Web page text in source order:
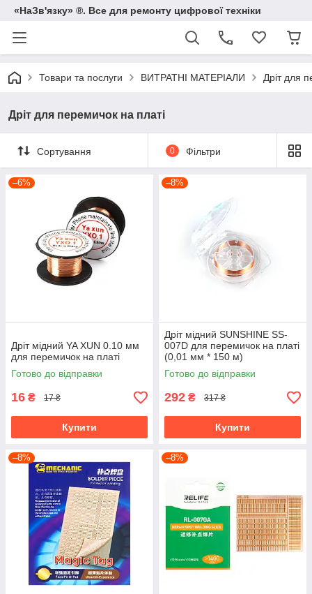
«НаЗв'язку» ®. Все для ремонту цифрової техніки
Товари та послуги ВИТРАТНІ МАТЕРІАЛИ Дріт для
Дріт для перемичок на платі
Сортування 0 Фільтри
–6%
Дріт мідний YA XUN 0.10 мм
для перемичок на платі
Готово до відправки
16 ₴ 17 ₴
Купити
–8%
Дріт мідний SUNSHINE SS-
007D для перемичок на платі
(0,01 мм * 150 м)
Готово до відправки
292 ₴ 317 ₴
Купити
–8% –8%